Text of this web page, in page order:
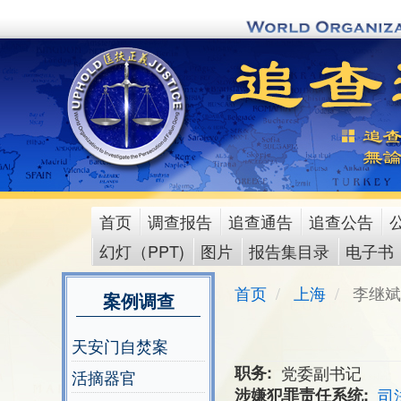
to
content
main
menu
首页 调查报告 追查通告 追查公告
幻灯（PPT)
图片 报告集目录 电子书
案例调查
天安门自焚案
活摘器官
首页 上海 李继斌
职务
党委副书记
涉嫌犯罪责任系统
司